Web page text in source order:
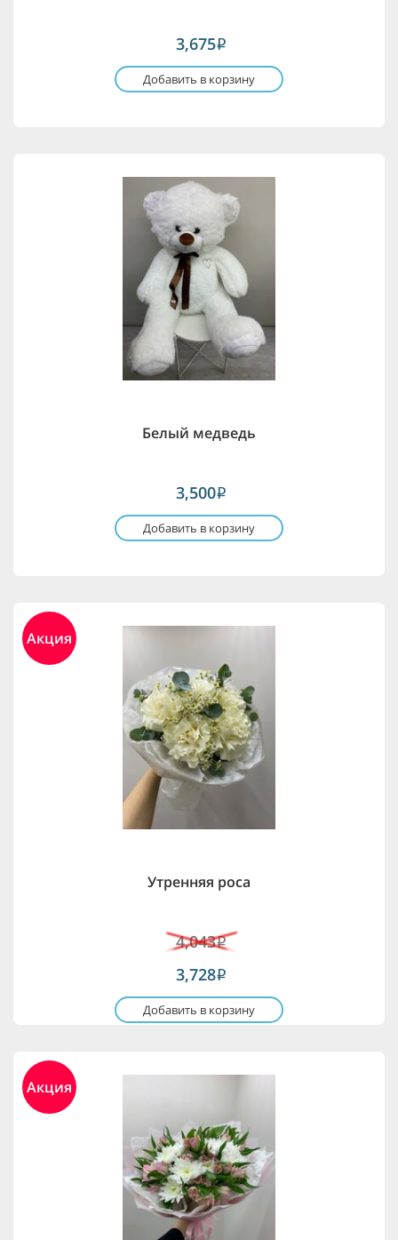
3,675i
Добавить в корзину
Белый медведь
3,500i
Добавить в корзину
Акция
Утренняя роса
4,043i
3,728i
Добавить в корзину
Акция